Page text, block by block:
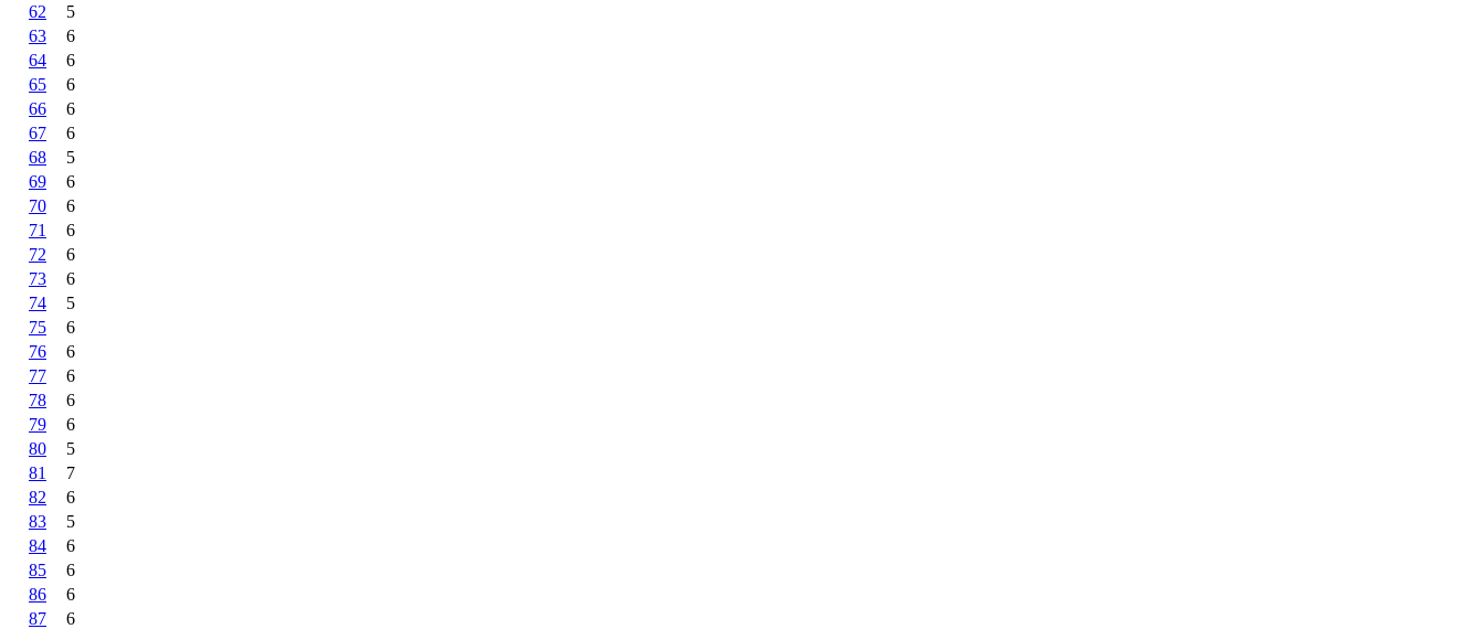
62
5
63
6
64
6
65
6
66
6
67
6
68
5
69
6
70
6
71
6
72
6
73
6
74
5
75
6
76
6
77
6
78
6
79
6
80
5
81
7
82
6
83
5
84
6
85
6
86
6
87
6